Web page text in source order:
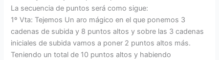
La secuencia de puntos será como sigue:
1º Vta: Tejemos Un aro mágico en el que ponemos 3
cadenas de subida y 8 puntos altos y sobre las 3 cadenas
iniciales de subida vamos a poner 2 puntos altos más.
Teniendo un total de 10 puntos altos y habiendo